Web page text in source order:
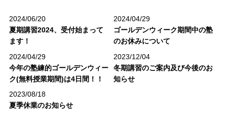
2024/06/20
夏期講習2024、受付始まって
ます！
2024/04/29
ゴールデンウィーク期間中の塾
のお休みについて
2024/04/29
今年の塾練的ゴールデンウィー
ク(無料授業期間)は4日間！！
2023/12/04
冬期講習のご案内及び今後のお
知らせ
2023/08/18
夏季休業のお知らせ